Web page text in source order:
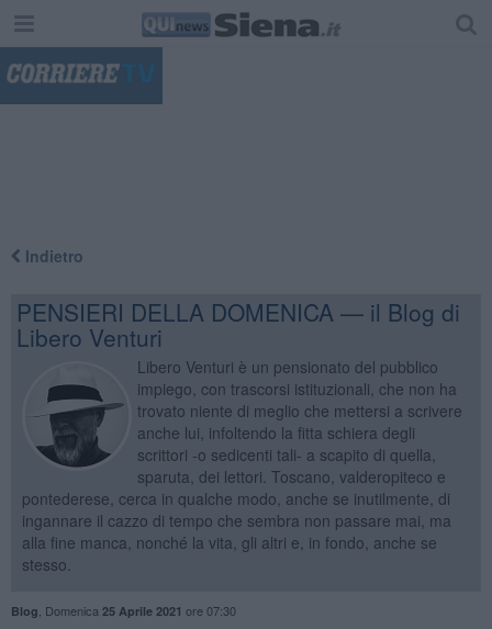
Indietro
PENSIERI DELLA DOMENICA — il Blog di
Libero Venturi
Libero Venturi è un pensionato del pubblico
impiego, con trascorsi istituzionali, che non ha
trovato niente di meglio che mettersi a scrivere
anche lui, infoltendo la fitta schiera degli
scrittori -o sedicenti tali- a scapito di quella,
sparuta, dei lettori. Toscano, valderopiteco e
pontederese, cerca in qualche modo, anche se inutilmente, di
ingannare il cazzo di tempo che sembra non passare mai, ma
alla fine manca, nonché la vita, gli altri e, in fondo, anche se
stesso.
Blog Domenica 25 Aprile 2021 ore 07:30